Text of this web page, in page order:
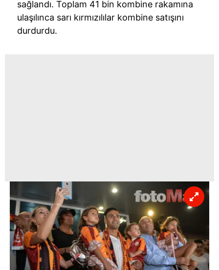
sağlandı. Toplam 41 bin kombine rakamına
ulaşılınca sarı kırmızılılar kombine satışını
durdurdu.